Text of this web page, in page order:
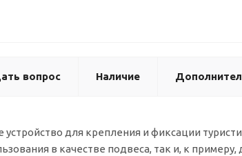
вопрос Наличие
устройство для крепления и фиксации
в качестве подвеса, так и, к